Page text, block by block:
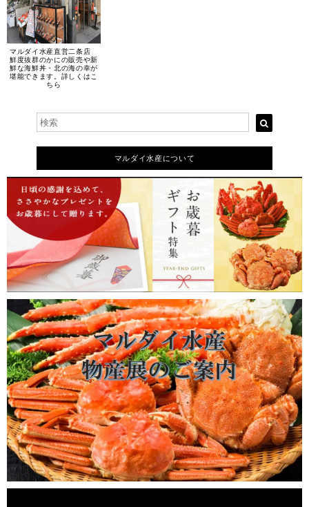
マルダイ水産直営二条店
鮮度抜群のかにの販売や新
鮮な海鮮丼・北の海の幸が
堪能できます。詳しくはこ
ちら
マルダイ水産について